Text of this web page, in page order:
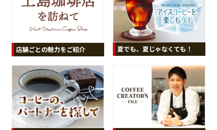
店舗ごとの魅力をご紹介 夏でも、夏じゃなくても！